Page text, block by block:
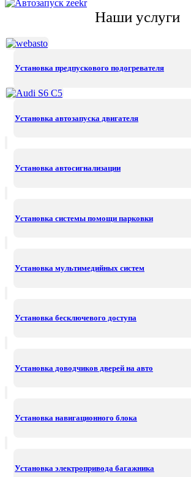
Наши услуги
Установка предпускового подогревателя
Установка автозапуска двигателя
Установка автосигнализации
Установка системы помощи парковки
Установка мультимедийных систем
Установка бесключевого доступа
Установка доводчиков дверей на авто
Установка навигационного блока
Установка электропривода багажника